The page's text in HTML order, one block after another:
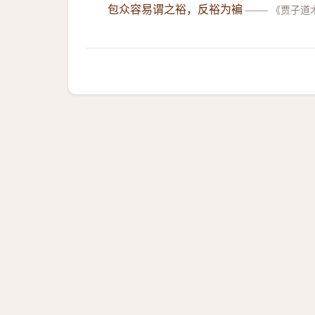
包众容易谓之裕，反裕为褊 —— 《贾子道